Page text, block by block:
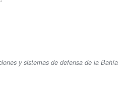
y sistemas de defensa de la Bahía